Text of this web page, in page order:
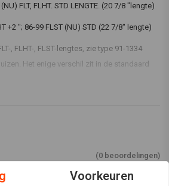
FLT, FLHT. STD LENGTE. (20 7/8 "lengte)
+2 "; 86-99 FLST (NU) STD (22 7/8" lengte)
, FLHT-, FLST-lengtes, zietype 91-1334
Het enige verschil zit in de standaard
(0 beoordelingen)
Voorkeuren